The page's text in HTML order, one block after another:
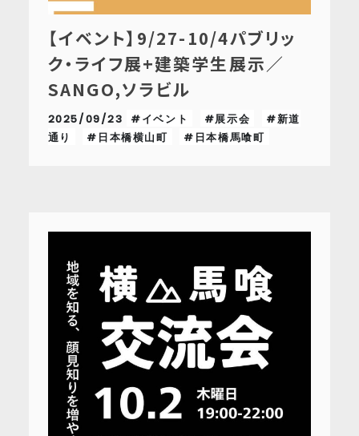
【イベント】9/27-10/4パブリッ
ク・ライフ展+建築学生展示／
SANGO,ソラビル
2025/09/23 #イベント #展示会
#新道
通り
#日本橋横山町 #日本橋馬喰町